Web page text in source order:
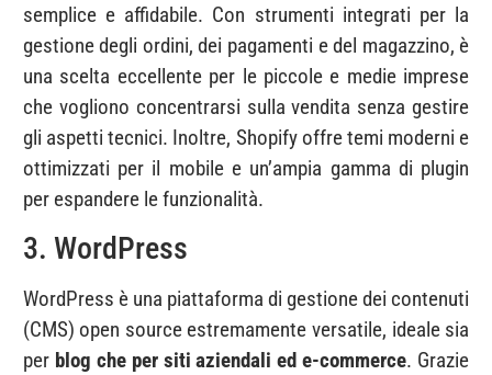
semplice e affidabile. Con strumenti integrati per la
gestione degli ordini, dei pagamenti e del magazzino, è
una scelta eccellente per le piccole e medie imprese
che vogliono concentrarsi sulla vendita senza gestire
gli aspetti tecnici. Inoltre, Shopify offre temi moderni e
ottimizzati per il mobile e un’ampia gamma di plugin
per espandere le funzionalità.
3. WordPress
WordPress è una piattaforma di gestione dei contenuti
(CMS) open source estremamente versatile, ideale sia
per blog che per siti aziendali ed e-commerce. Grazie